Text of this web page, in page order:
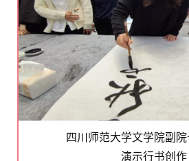
四川师范大学文学院副
演示行书创作